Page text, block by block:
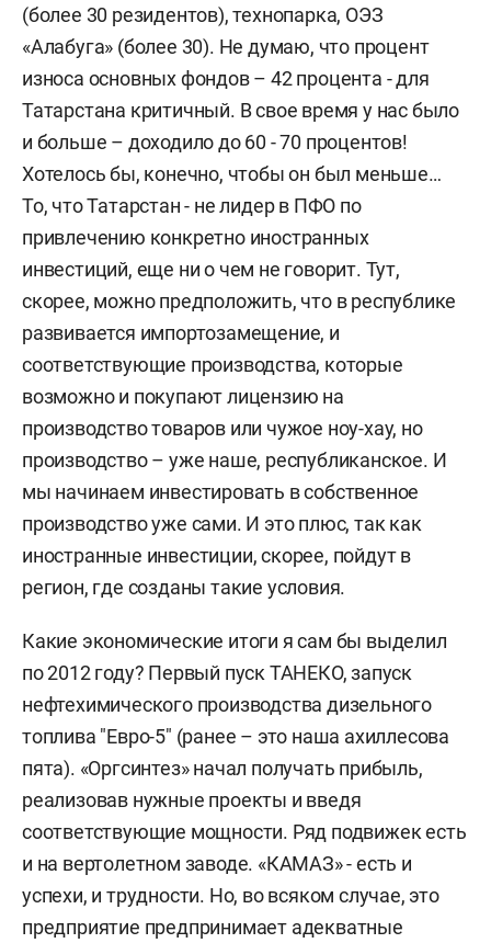
(более 30 резидентов), технопарка, ОЭЗ
«Алабуга» (более 30). Не думаю, что процент
износа основных фондов – 42 процента - для
Татарстана критичный. В свое время у нас было
и больше – доходило до 60 - 70 процентов!
Хотелось бы, конечно, чтобы он был меньше…
То, что Татарстан - не лидер в ПФО по
привлечению конкретно иностранных
инвестиций, еще ни о чем не говорит. Тут,
скорее, можно предположить, что в республике
развивается импортозамещение, и
соответствующие производства, которые
возможно и покупают лицензию на
производство товаров или чужое ноу-хау, но
производство – уже наше, республиканское. И
мы начинаем инвестировать в собственное
производство уже сами. И это плюс, так как
иностранные инвестиции, скорее, пойдут в
регион, где созданы такие условия.
Какие экономические итоги я сам бы выделил
по 2012 году? Первый пуск ТАНЕКО, запуск
нефтехимического производства дизельного
топлива "Евро-5" (ранее – это наша ахиллесова
пята). «Оргсинтез» начал получать прибыль,
реализовав нужные проекты и введя
соответствующие мощности. Ряд подвижек есть
и на вертолетном заводе. «КАМАЗ» - есть и
успехи, и трудности. Но, во всяком случае, это
предприятие предпринимает адекватные